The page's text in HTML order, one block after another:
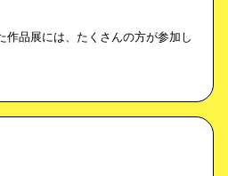
作品展には、たくさんの方が参加し